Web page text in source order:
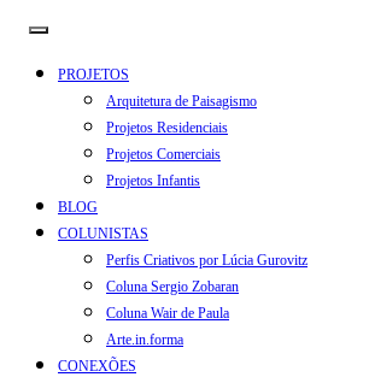
PROJETOS
Arquitetura de Paisagismo
Projetos Residenciais
Projetos Comerciais
Projetos Infantis
BLOG
COLUNISTAS
Perfis Criativos por Lúcia Gurovitz
Coluna Sergio Zobaran
Coluna Wair de Paula
Arte.in.forma
CONEXÕES